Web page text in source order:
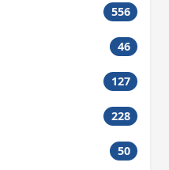
556
46
127
228
50